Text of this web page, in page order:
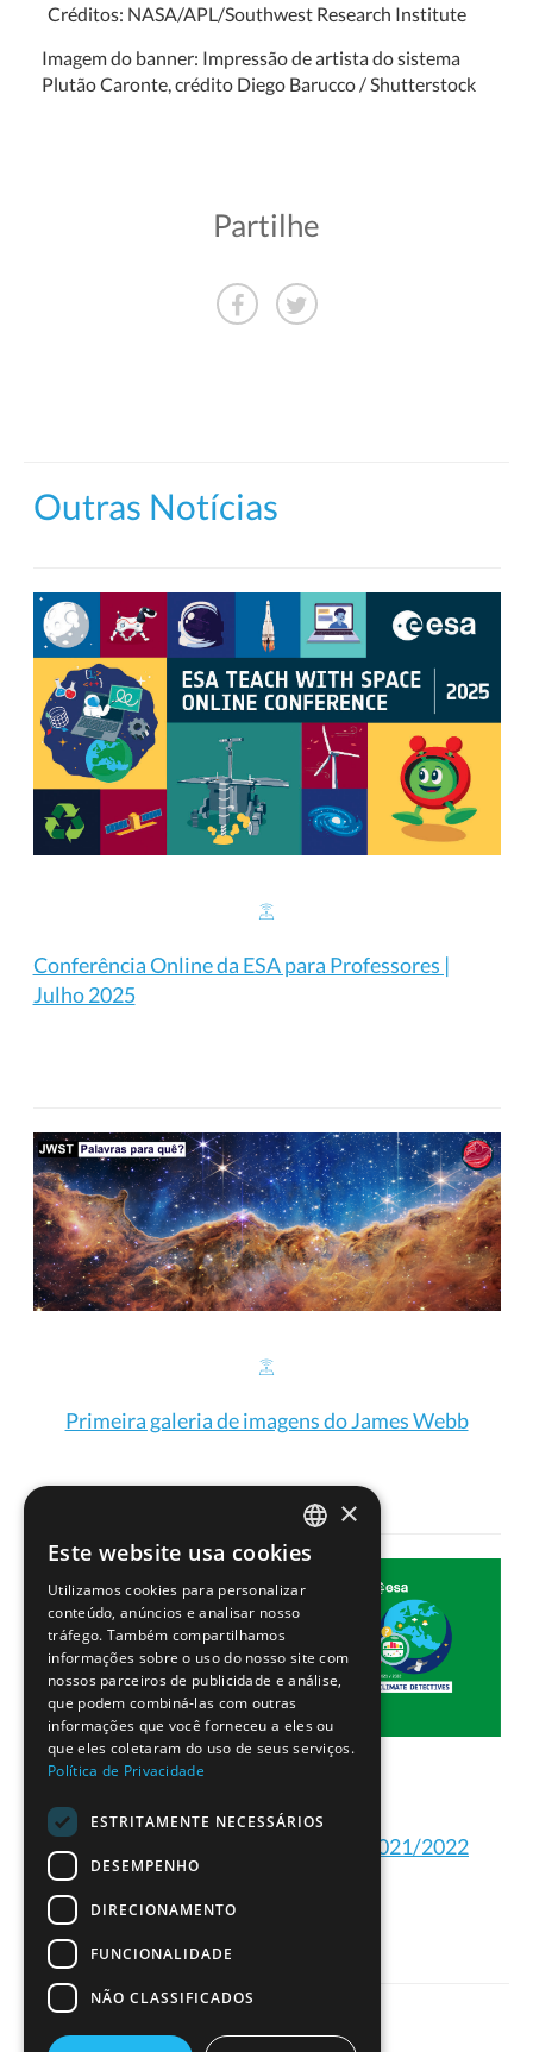
Créditos: NASA/APL/Southwest Research Institute
Imagem do banner: Impressão de artista do sistema
Plutão Caronte, crédito Diego Barucco / Shutterstock
Partilhe
Outras Notícias
Conferência Online da ESA para Professores |
Julho 2025
Primeira galeria de imagens do James Webb
Projetos dos Detetives do Clima 2021/2022
PORTUGUESE
ENGLISH
×
Este website usa cookies
Utilizamos cookies para personalizar
conteúdo, anúncios e analisar nosso
tráfego. Também compartilhamos
informações sobre o uso do nosso site com
nossos parceiros de publicidade e análise,
que podem combiná-las com outras
informações que você forneceu a eles ou
que eles coletaram do uso de seus serviços.
Política de Privacidade
ESTRITAMENTE NECESSÁRIOS
DESEMPENHO
DIRECIONAMENTO
FUNCIONALIDADE
NÃO CLASSIFICADOS